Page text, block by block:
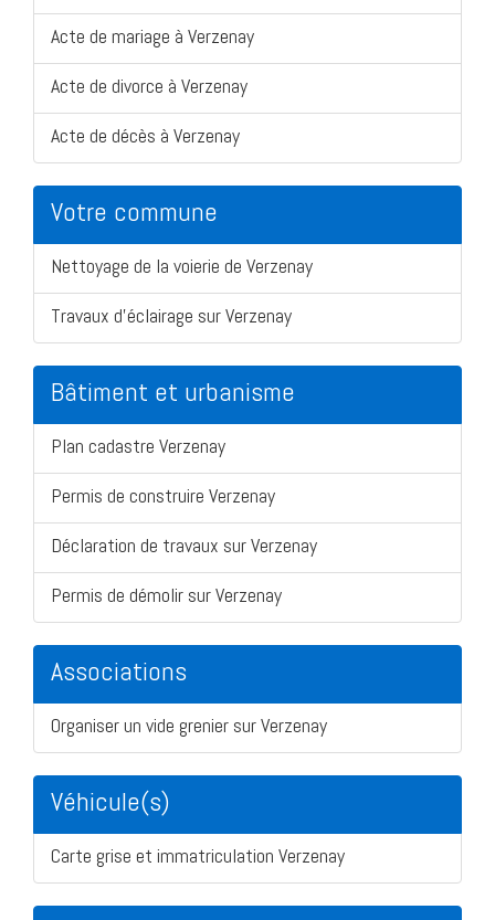
Acte de mariage à Verzenay
Acte de divorce à Verzenay
Acte de décès à Verzenay
Votre commune
Nettoyage de la voierie de Verzenay
Travaux d'éclairage sur Verzenay
Bâtiment et urbanisme
Plan cadastre Verzenay
Permis de construire Verzenay
Déclaration de travaux sur Verzenay
Permis de démolir sur Verzenay
Associations
Organiser un vide grenier sur Verzenay
Véhicule(s)
Carte grise et immatriculation Verzenay